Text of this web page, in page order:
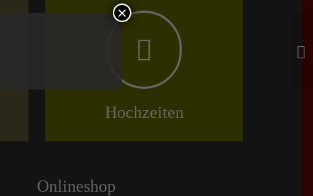
Hochzeiten
Onlineshop
×